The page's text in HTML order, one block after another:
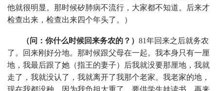
他就很明显。那时候矽肺病不流行，大家都不知道。后来才
检查出来，检查出来四个年头了。）
（问：你什么时候回来务农的？） 81年回来之后就务农
了。回来刚好分地。那时候跟父母在一起。我本身只有一厘
地，我最后跟了她（指王的妻子）后我就没要那厘地，我就
走了，我就没认了，我就离开了我那个老家。我老家的地，
现在我都没种。因为我负担太重了。要供学生娃读书，再来